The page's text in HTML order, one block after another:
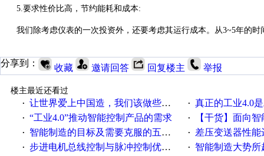
5.要求性价比高，节约能耗和成本:
我们除考虑仪表的一次投资外，还要考虑其运行成本。从3~5年的时
分享到： 收藏 邀请回答 回复楼主 举报
楼主最近还看过
· 让世界爱上中国造，我们该做些什么 · 真正的工业4.0
· “工业4.0”推动智能控制产品的需求 · 【干货】面向
· 智能制造的目标及需要克服的五个障碍 · 差压变送器性能达
· 步进电机总线控制与脉冲控制优缺点 · 智能制造大势所趋